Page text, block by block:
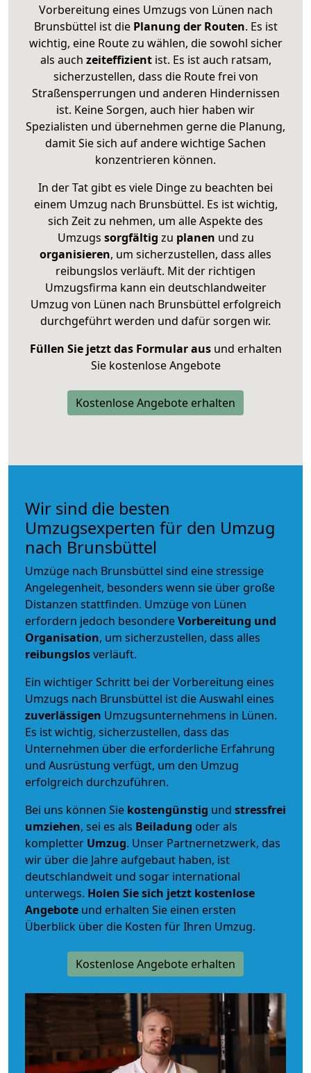
Vorbereitung eines Umzugs von Lünen nach
Brunsbüttel ist diePlanung der Routen. Es ist
wichtig, eine Route zu wählen, die sowohl sicher
als auch zeiteffizientist. Es ist auch ratsam,
sicherzustellen, dass die Route frei von
Straßensperrungen und anderen Hindernissen
ist. Keine Sorgen, auch hier haben wir
Spezialisten und übernehmen gerne die Planung,
damit Sie sich auf andere wichtige Sachen
konzentrieren können.
In der Tat gibt es viele Dinge zu beachten bei
einem Umzug nach Brunsbüttel. Es ist wichtig,
sich Zeit zu nehmen, um alle Aspekte des
Umzugs sorgfältig zu planen und zu
organisieren, um sicherzustellen, dass alles
reibungslos verläuft. Mit der richtigen
Umzugsfirma kann ein deutschlandweiter
Umzug von Lünen nach Brunsbüttel erfolgreich
durchgeführt werden und dafür sorgen wir.
Füllen Sie jetzt das Formular ausund erhalten
Sie kostenlose Angebote
Kostenlose Angebote erhalten
Wir sind die besten
Umzugsexperten für den Umzug
nach Brunsbüttel
Umzüge nach Brunsbüttel sind eine stressige
Angelegenheit, besonders wenn sie über große
Distanzen stattfinden. Umzüge von Lünen
erfordern jedoch besondereVorbereitung und
Organisation, um sicherzustellen, dass alles
reibungslosverläuft.
Ein wichtiger Schritt bei der Vorbereitung eines
Umzugs nach Brunsbüttel ist die Auswahl eines
zuverlässigen Umzugsunternehmens in Lünen.
Es ist wichtig, sicherzustellen, dass das
Unternehmen über die erforderliche Erfahrung
und Ausrüstung verfügt, um den Umzug
erfolgreich durchzuführen.
Bei uns können Sie kostengünstig und stressfrei
umziehen, sei es als Beiladung oder als
kompletter Umzug. Unser Partnernetzwerk, das
wir über die Jahre aufgebaut haben, ist
deutschlandweit und sogar international
unterwegs. Holen Sie sich jetzt kostenlose
Angebote und erhalten Sie einen ersten
Überblick über die Kosten für Ihren Umzug.
Kostenlose Angebote erhalten